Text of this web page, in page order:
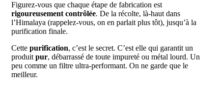
Figurez-vous que chaque étape de fabrication est
rigoureusement contrôlée. De la récolte, là-haut dans
l’Himalaya (rappelez-vous, on en parlait plus tôt), jusqu’à la
purification finale.
Cette purification, c’est le secret. C’est elle qui garantit un
produit pur, débarrassé de toute impureté ou métal lourd. Un
peu comme un filtre ultra-performant. On ne garde que le
meilleur.